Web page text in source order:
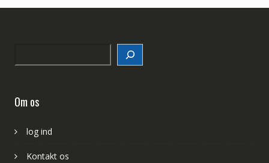
Om os
log ind
Kontakt os